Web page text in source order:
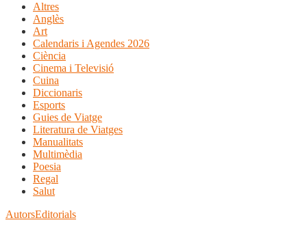
Altres
Anglès
Art
Calendaris i Agendes 2026
Ciència
Cinema i Televisió
Cuina
Diccionaris
Esports
Guies de Viatge
Literatura de Viatges
Manualitats
Multimèdia
Poesia
Regal
Salut
AutorsEditorials